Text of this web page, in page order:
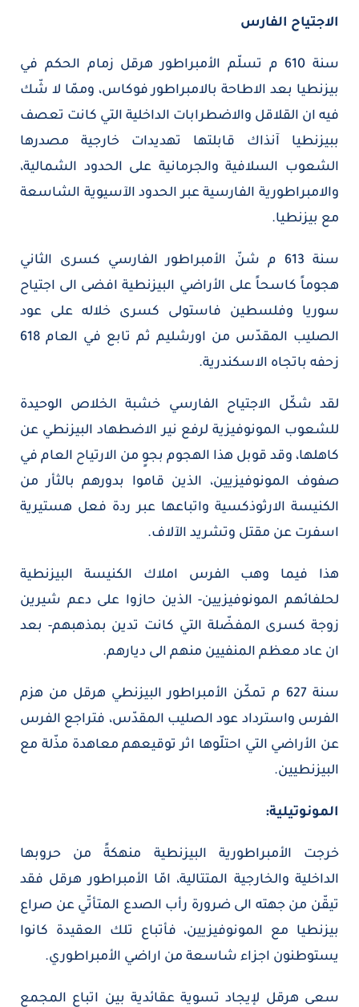
الاجتياح الفارس
سنة 610 م تسلّم الأمبراطور هرقل زمام الحكم في
بيزنطيا بعد الاطاحة بالامبراطور فوكاس، وممّا لا شّك
فيه ان القلاقل والاضطرابات الداخلية التي كانت تعصف
ببيزنطيا آنذاك قابلتها تهديدات خارجية مصدرها
الشعوب السلافية والجرمانية على الحدود الشمالية،
والامبراطورية الفارسية عبر الحدود الآسيوية الشاسعة
مع بيزنطيا.
سنة 613 م شنّ الأمبراطور الفارسي كسرى الثاني
هجوماً كاسحاً على الأراضي البيزنطية افضى الى اجتياح
سوريا وفلسطين فاستولى كسرى خلاله على عود
الصليب المقدّس من اورشليم ثم تابع في العام 618
زحفه باتجاه الاسكندرية.
لقد شكّل الاجتياح الفارسي خشبة الخلاص الوحيدة
للشعوب المونوفيزية لرفع نير الاضطهاد البيزنطي عن
كاهلها، وقد قوبل هذا الهجوم بجوٍ من الارتياح العام في
صفوف المونوفيزيين، الذين قاموا بدورهم بالثأر من
الكنيسة الارثوذكسية واتباعها عبر ردة فعل هستيرية
اسفرت عن مقتل وتشريد الآلاف.
هذا فيما وهب الفرس املاك الكنيسة البيزنطية
لحلفائهم المونوفيزيين- الذين حازوا على دعم شيرين
زوجة كسرى المفضّلة التي كانت تدين بمذهبهم- بعد
ان عاد معظم المنفيين منهم الى ديارهم.
سنة 627 م تمكّن الأمبراطور البيزنطي هرقل من هزم
الفرس واسترداد عود الصليب المقدّس، فتراجع الفرس
عن الأراضي التي احتلّوها اثر توقيعهم معاهدة مذّلة مع
البيزنطيين.
المونوتيلية:
خرجت الأمبراطورية البيزنطية منهكةً من حروبها
الداخلية والخارجية المتتالية، امّا الأمبراطور هرقل فقد
تيقّن من جهته الى ضرورة رأب الصدع المتأتّي عن صراع
بيزنطيا مع المونوفيزيين، فأتباع تلك العقيدة كانوا
يستوطنون اجزاء شاسعة من اراضي الأمبراطوري.
سعى هرقل لإيجاد تسوية عقائدية بين اتباع المجمع